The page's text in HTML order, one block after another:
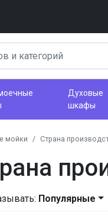
Духовые
шкафы
мойки Страна
Популярные